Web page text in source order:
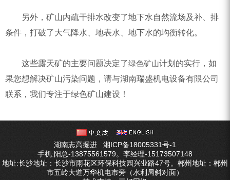
另外，矿山内疏干排水改变了地下水自然流场及补、排
条件，打破了大气降水、地表水、地下水的均衡转化。
这些露天矿的主要问题决定了绿色矿山计划的实行，如
果您想解决矿山污染问题，请与湖南瑞盛机电设备有限公司
联系，我们专注于绿色矿山建设！
湖南志高掘进 湘ICP备18005331号-1
手机:阳总-13875561579。李经理-15173507148
地址:长沙地址：长沙市雨花区环保科技园兴业路47号。郴州地址：郴州
市五岭大道万华机电市旁（水利局斜对面）